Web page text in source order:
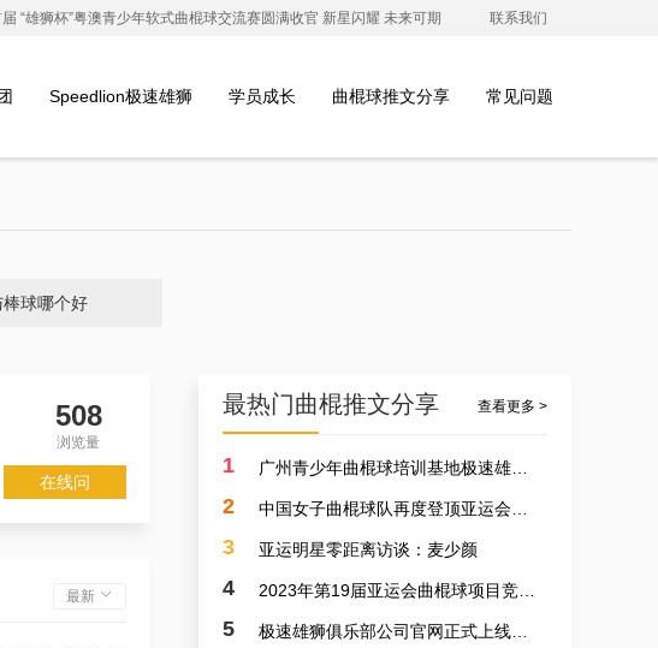
“雄狮杯”粤澳青少年软式曲棍球交流赛圆满收官 新星闪耀 未来可期 联系我们
Speedlion极速雄狮 学员成长 曲棍球推文分享 常见问题
球哪个好
508
浏览量
在线问
最新
最热门曲棍推文分享 查看更多 >
1
2
3 亚运明星零距离访谈：麦少颜
4
5